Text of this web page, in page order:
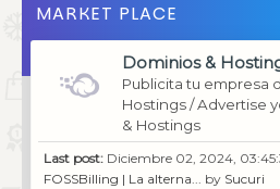
MARKET PLACE
Dominios &
Publicita tu empresa
Hostings / Advertise
& Hostings
Last post: Diciembre 02, 2024,
FOSSBilling | La alterna... by Sucuri